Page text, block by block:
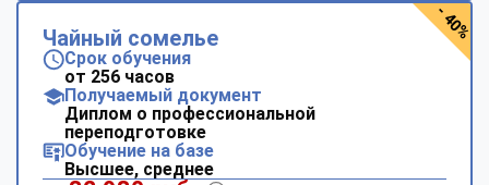
Чайный сомелье
Срок обучения
от 256 часов
Получаемый документ
Диплом о профессиональной
переподготовке
Обучение на базе
Высшее, среднее
- 40%